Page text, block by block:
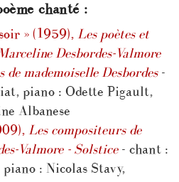
chanté :
» (1959), Les poètes et
Desbordes-Valmore
de mademoiselle Desbordes-
piano : Odette Pigault,
Albanese
Les compositeurs de
Valmore - Solstice- chant :
: Nicolas Stavy,